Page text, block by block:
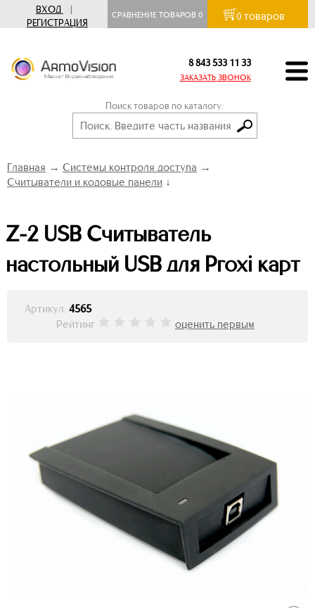
ВХОД
|
РЕГИСТРАЦИЯ
СРАВНЕНИЕ ТОВАРОВ0 0 товаров
8 843 533 11 33
ЗАКАЗАТЬ ЗВОНОК
Поиск товаров по каталогу:
Главная → Системы контроля доступа →
Считыватели и кодовые панели ↓
Z-2 USB Считыватель
настольный USB для Proxi карт
Артикул: 4565
Рейтинг
оценить первым